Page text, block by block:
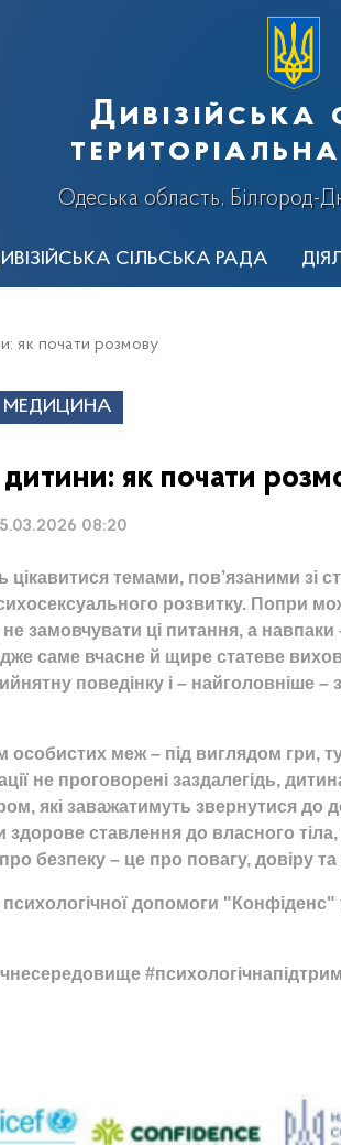
Дивізійська
Одеська область, Білгород-
СІЛЬСЬКА РАДА
як почати розмову
МЕДИЦИНА
як почати
08:20
темами, пов’язаними зі
розвитку. Попри
замовчувати ці питання, а
саме вчасне й щире статеве
поведінку і – найголовніше
меж – під виглядом гри,
не проговорені заздалегідь,
які заважатимуть звернутися до
ставлення до власного тіла,
безпеку – це про повагу, довіру та
допомоги "Конфіденс"